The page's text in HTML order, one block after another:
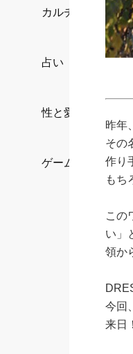
カルチャー/エン
占い
性と愛
ゲーム
昨年
その
作り
もち
この
い」
領か
今回
来日